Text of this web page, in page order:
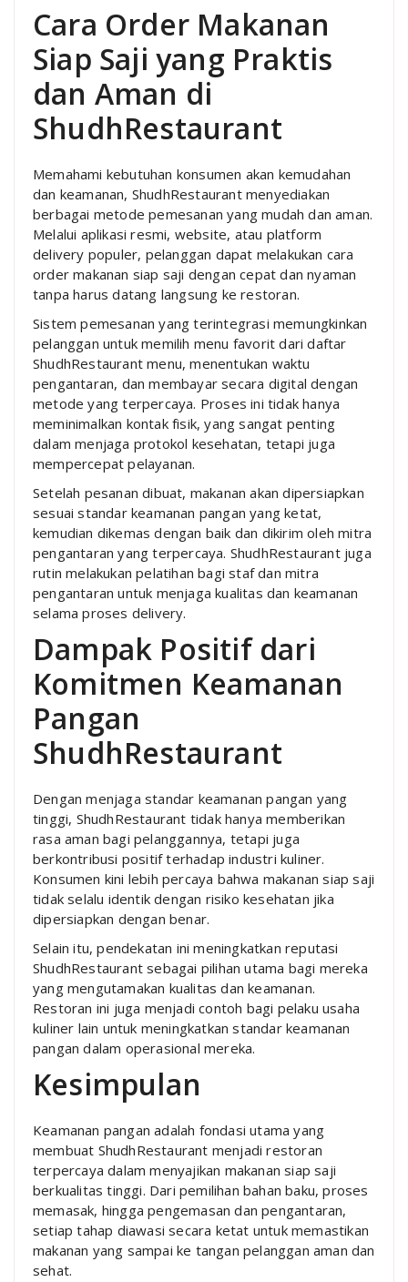
Cara Order Makanan
Siap Saji yang Praktis
dan Aman di
ShudhRestaurant
Memahami kebutuhan konsumen akan kemudahan
dan keamanan, ShudhRestaurant menyediakan
berbagai metode pemesanan yang mudah dan aman.
Melalui aplikasi resmi, website, atau platform
delivery populer, pelanggan dapat melakukan cara
order makanan siap saji dengan cepat dan nyaman
tanpa harus datang langsung ke restoran.
Sistem pemesanan yang terintegrasi memungkinkan
pelanggan untuk memilih menu favorit dari daftar
ShudhRestaurant menu, menentukan waktu
pengantaran, dan membayar secara digital dengan
metode yang terpercaya. Proses ini tidak hanya
meminimalkan kontak fisik, yang sangat penting
dalam menjaga protokol kesehatan, tetapi juga
mempercepat pelayanan.
Setelah pesanan dibuat, makanan akan dipersiapkan
sesuai standar keamanan pangan yang ketat,
kemudian dikemas dengan baik dan dikirim oleh mitra
pengantaran yang terpercaya. ShudhRestaurant juga
rutin melakukan pelatihan bagi staf dan mitra
pengantaran untuk menjaga kualitas dan keamanan
selama proses delivery.
Dampak Positif dari
Komitmen Keamanan
Pangan
ShudhRestaurant
Dengan menjaga standar keamanan pangan yang
tinggi, ShudhRestaurant tidak hanya memberikan
rasa aman bagi pelanggannya, tetapi juga
berkontribusi positif terhadap industri kuliner.
Konsumen kini lebih percaya bahwa makanan siap saji
tidak selalu identik dengan risiko kesehatan jika
dipersiapkan dengan benar.
Selain itu, pendekatan ini meningkatkan reputasi
ShudhRestaurant sebagai pilihan utama bagi mereka
yang mengutamakan kualitas dan keamanan.
Restoran ini juga menjadi contoh bagi pelaku usaha
kuliner lain untuk meningkatkan standar keamanan
pangan dalam operasional mereka.
Kesimpulan
Keamanan pangan adalah fondasi utama yang
membuat ShudhRestaurant menjadi restoran
terpercaya dalam menyajikan makanan siap saji
berkualitas tinggi. Dari pemilihan bahan baku, proses
memasak, hingga pengemasan dan pengantaran,
setiap tahap diawasi secara ketat untuk memastikan
makanan yang sampai ke tangan pelanggan aman dan
sehat.